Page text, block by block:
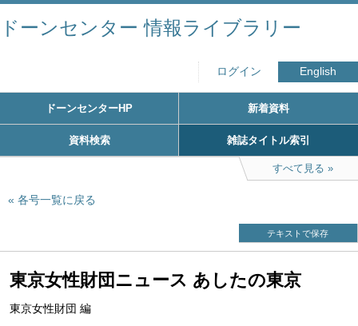
ドーンセンター 情報ライブラリー
ログイン English
ドーンセンターHP 新着資料
資料検索 雑誌タイトル索引
すべて見る
各号一覧に戻る
テキストで保存
東京女性財団ニュース あしたの東京
東京女性財団 編